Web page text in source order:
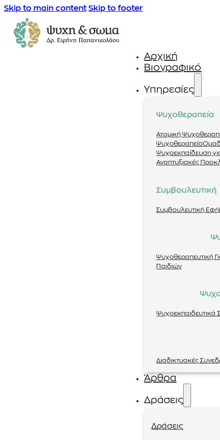
Skip to main content Skip to footer
Αρχική
Βιογραφικό
Υπηρεσίες
Ψυχοθεραπεία
Ατομική
Ψυχοθεραπεία
Ψυχοεκπαίδευση
Αναπτυξιακές
Συμβουλευτική
Συμβουλευτική
Ψυχοθεραπευτική
Παιδιών
Ψυχοεκπαιδευτικά
Διαδικτυακές
Άρθρα
Δράσεις
Δράσεις